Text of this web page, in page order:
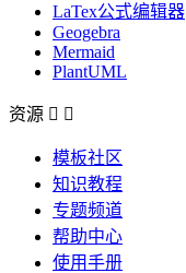
LaTex公式编辑器
Geogebra
Mermaid
PlantUML
资源  
模板社区
知识教程
专题频道
帮助中心
使用手册